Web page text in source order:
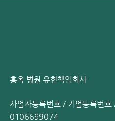
홍옥 병원 유한책임회사
사업자등록번호 / 기업등록번호
0106699074